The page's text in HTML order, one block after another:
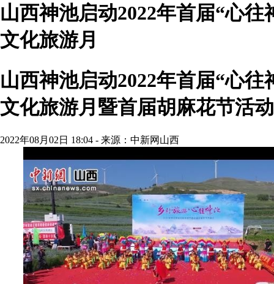
山西神池启动2022年首届“心往
文化旅游月
山西神池启动2022年首届“心往
文化旅游月暨首届胡麻花节活动
2022年08月02日 18:04 - 来源：中新网山西